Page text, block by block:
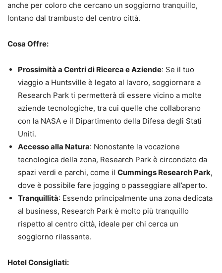
anche per coloro che cercano un soggiorno tranquillo,
lontano dal trambusto del centro città.
Cosa Offre:
Prossimità a Centri di Ricerca e Aziende: Se il tuo
viaggio a Huntsville è legato al lavoro, soggiornare a
Research Park ti permetterà di essere vicino a molte
aziende tecnologiche, tra cui quelle che collaborano
con la NASA e il Dipartimento della Difesa degli Stati
Uniti.
Accesso alla Natura: Nonostante la vocazione
tecnologica della zona, Research Park è circondato da
spazi verdi e parchi, come il Cummings Research Park,
dove è possibile fare jogging o passeggiare all’aperto.
Tranquillità: Essendo principalmente una zona dedicata
al business, Research Park è molto più tranquillo
rispetto al centro città, ideale per chi cerca un
soggiorno rilassante.
Hotel Consigliati: